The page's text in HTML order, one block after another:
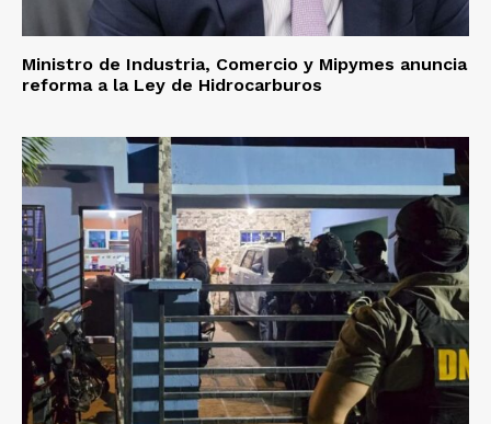
Ministro de Industria, Comercio y Mipymes anuncia
reforma a la Ley de Hidrocarburos